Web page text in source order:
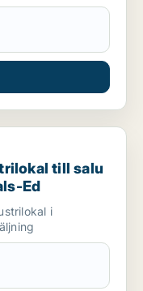
salu i Munkedal, Tanum
till salu
Ed
i